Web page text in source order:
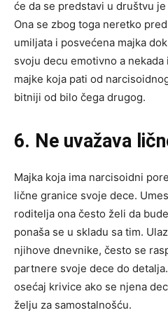
će da se predstavi u društvu
Ona se zbog toga neretko
umiljata i posvećena majka
svoju decu emotivno a
majke koja pati od
bitniji od bilo čega drugog.
6. Ne uvažava
Majka koja ima narcisoidni
lične granice svoje dece.
roditelja ona često želi da
ponaša se u skladu sa tim.
njihove dnevnike, često se
partnere svoje dece do
osećaj krivice ako se njena
želju za samostalnošću.